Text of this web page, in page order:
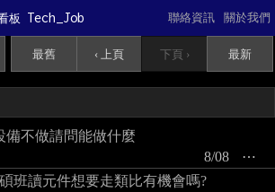
板 Tech_Job 關於我們
聯絡資訊
最舊 ‹ 上頁 下頁 › 最新
備不做請問能做什麼
⋯
8/08
班讀元件想要走類比有機會嗎?